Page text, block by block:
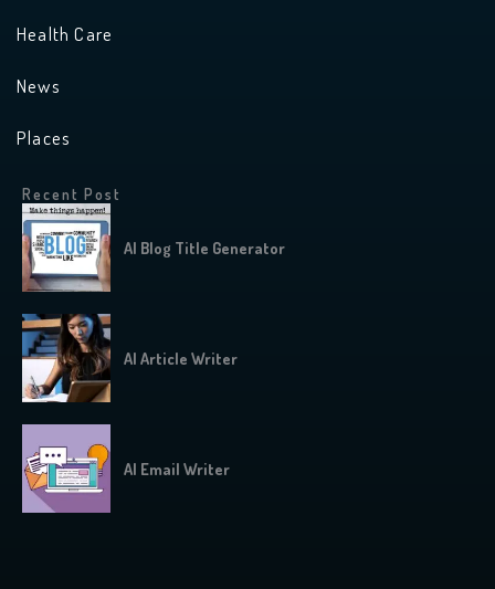
Health Care
News
Places
Recent Post
AI Blog Title Generator
AI Article Writer
AI Email Writer